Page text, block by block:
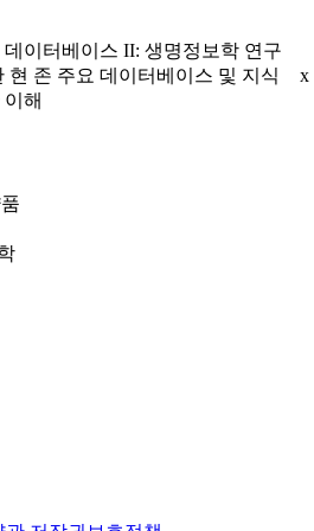
이터베이스 II: 생명정보학 연구
현 존 주요 데이터베이스 및 지식
해
x